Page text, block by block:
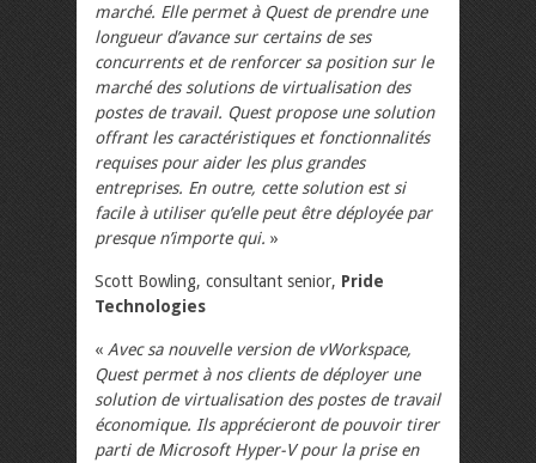
marché. Elle permet à Quest de prendre une
longueur d’avance sur certains de ses
concurrents et de renforcer sa position sur le
marché des solutions de virtualisation des
postes de travail. Quest propose une solution
offrant les caractéristiques et fonctionnalités
requises pour aider les plus grandes
entreprises. En outre, cette solution est si
facile à utiliser qu’elle peut être déployée par
presque n’importe qui. »
Scott Bowling, consultant senior, Pride
Technologies
« Avec sa nouvelle version de vWorkspace,
Quest permet à nos clients de déployer une
solution de virtualisation des postes de travail
économique. Ils apprécieront de pouvoir tirer
parti de Microsoft Hyper-V pour la prise en